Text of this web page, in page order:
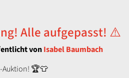
Alle aufgepasst! ⚠️
vonIsabel Baumbach
Auktion! 🏆👕